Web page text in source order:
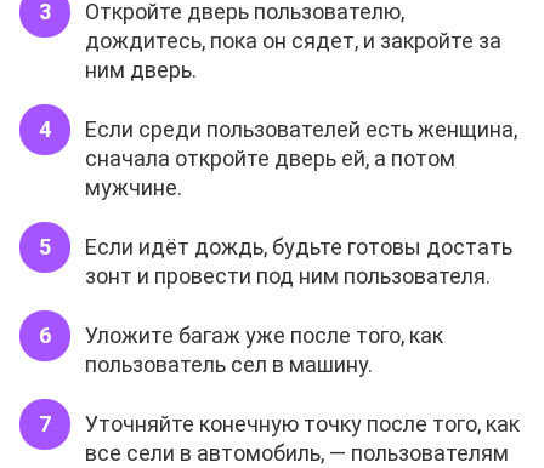
Откройте дверь пользователю,
дождитесь, пока он сядет, и закройте за
ним дверь.
Если среди пользователей есть женщина,
сначала откройте дверь ей, а потом
мужчине.
Если идёт дождь, будьте готовы достать
зонт и провести под ним пользователя.
Уложите багаж уже после того, как
пользователь сел в машину.
Уточняйте конечную точку после того, как
все сели в автомобиль, — пользователям